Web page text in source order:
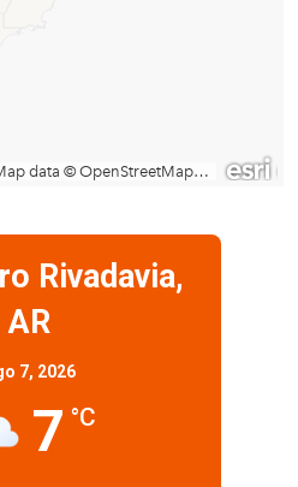
Rivadavia,
AR
7, 2026
7 °C